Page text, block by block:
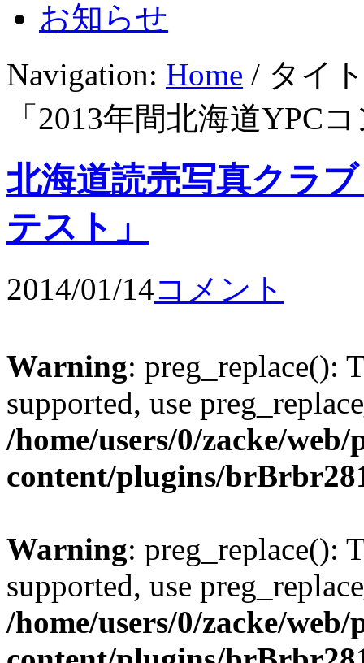
お知らせ
Navigation: Home / タイ
「2013年間北海道YPC
北海道読売写真クラ
テスト」
2014/01/14コメント
Warning: preg_replace():
supported, use
/home/users/0/zacke/
content/plugins/
Warning: preg_replace():
supported, use
/home/users/0/zacke/